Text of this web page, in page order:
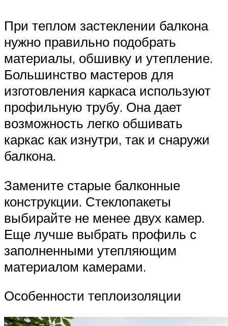
При теплом застеклении балкона
нужно правильно подобрать
материалы, обшивку и утепление.
Большинство мастеров для
изготовления каркаса используют
профильную трубу. Она дает
возможность легко обшивать
каркас как изнутри, так и снаружи
балкона.
Замените старые балконные
конструкции. Стеклопакеты
выбирайте не менее двух камер.
Еще лучше выбрать профиль с
заполненными утепляющим
материалом камерами.
Особенности теплоизоляции